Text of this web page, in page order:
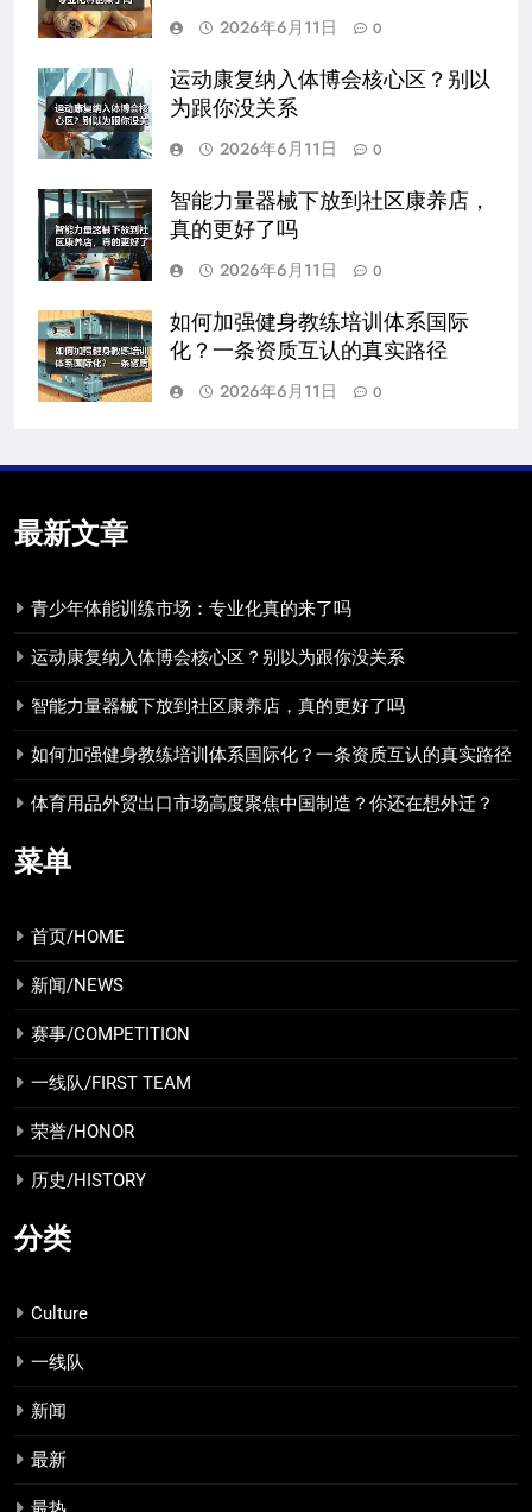
2026年6月11日
0
运动康复纳入体博会核心区？别以
为跟你没关系
2026年6月11日
0
智能力量器械下放到社区康养店，
真的更好了吗
2026年6月11日
0
如何加强健身教练培训体系国际
化？一条资质互认的真实路径
2026年6月11日
0
最新文章
青少年体能训练市场：专业化真的来了吗
运动康复纳入体博会核心区？别以为跟你没关系
智能力量器械下放到社区康养店，真的更好了吗
如何加强健身教练培训体系国际化？一条资质互认的真实路径
体育用品外贸出口市场高度聚焦中国制造？你还在想外迁？
菜单
首页/HOME
新闻/NEWS
赛事/COMPETITION
一线队/FIRST TEAM
荣誉/HONOR
历史/HISTORY
分类
Culture
一线队
新闻
最新